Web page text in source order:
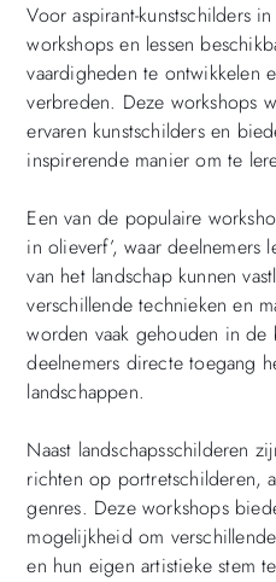
Voor aspirant-kunstschilders
workshops en lessen
vaardigheden te ontwikkelen
verbreden. Deze workshops
ervaren kunstschilders en
inspirerende manier om te
Een van de populaire
in olieverf’, waar
van het landschap kunnen
verschillende technieken en
worden vaak gehouden in
deelnemers directe toegang
landschappen.
Naast landschapsschilderen
richten op portretschilderen,
genres. Deze workshops
mogelijkheid om
en hun eigen artistieke stem